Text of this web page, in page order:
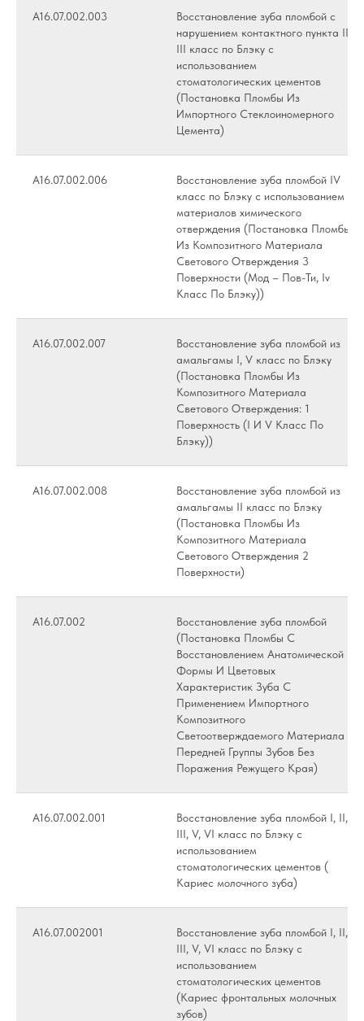
А16.07.002.003
Восстановление зуба пломбой с
нарушением контактного пункта II,
III класс по Блэку с
использованием
стоматологических цементов
(Постановка Пломбы Из
Импортного Стеклоиномерного
Цемента)
А16.07.002.006
Восстановление зуба пломбой IV
класс по Блэку с использованием
материалов химического
отверждения (Постановка Пломбы
Из Композитного Материала
Светового Отверждения 3
Поверхности (Мод – Пов-Ти, Iv
Класс По Блэку))
А16.07.002.007
Восстановление зуба пломбой из
амальгамы I, V класс по Блэку
(Постановка Пломбы Из
Композитного Материала
Светового Отверждения: 1
Поверхность (I И V Класс По
Блэку))
А16.07.002.008
Восстановление зуба пломбой из
амальгамы II класс по Блэку
(Постановка Пломбы Из
Композитного Материала
Светового Отверждения 2
Поверхности)
А16.07.002
Восстановление зуба пломбой
(Постановка Пломбы С
Восстановлением Анатомической
Формы И Цветовых
Характеристик Зуба С
Применением Импортного
Композитного
Светоотверждаемого Материала
Передней Группы Зубов Без
Поражения Режущего Края)
А16.07.002.001
Восстановление зуба пломбой I, II,
III, V, VI класс по Блэку с
использованием
стоматологических цементов (
Кариес молочного зуба)
А16.07.002001
Восстановление зуба пломбой I, II,
III, V, VI класс по Блэку с
использованием
стоматологических цементов
(Кариес фронтальных молочных
зубов)